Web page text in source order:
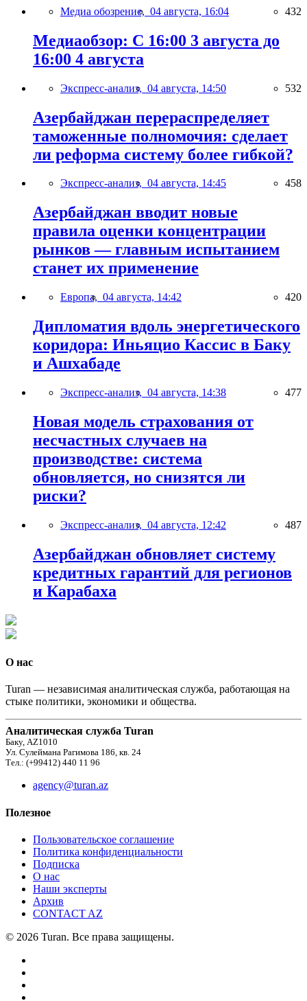
Медиа обозрение, 04 августа, 16:04 432
Медиаобзор: С 16:00 3 августа до
16:00 4 августа
Экспресс-анализ, 04 августа, 14:50 532
Азербайджан перераспределяет
таможенные полномочия: сделает
ли реформа систему более гибкой?
Экспресс-анализ, 04 августа, 14:45 458
Азербайджан вводит новые
правила оценки концентрации
рынков — главным испытанием
станет их применение
Европа, 04 августа, 14:42 420
Дипломатия вдоль энергетического
коридора: Иньяцио Кассис в Баку
и Ашхабаде
Экспресс-анализ, 04 августа, 14:38 477
Новая модель страхования от
несчастных случаев на
производстве: система
обновляется, но снизятся ли
риски?
Экспресс-анализ, 04 августа, 12:42 487
Азербайджан обновляет систему
кредитных гарантий для регионов
и Карабаха
О нас
Turan — независимая аналитическая служба, работающая на
стыке политики, экономики и общества.
Аналитическая служба Turan
Баку, AZ1010
Ул. Сулеймана Рагимова 186, кв. 24
Тел.: (+99412) 440 11 96
agency@turan.az
Полезное
Пользовательское соглашение
Политика конфиденциальности
Подписка
О нас
Наши эксперты
Архив
CONTACT AZ
© 2026 Turan. Все права защищены.